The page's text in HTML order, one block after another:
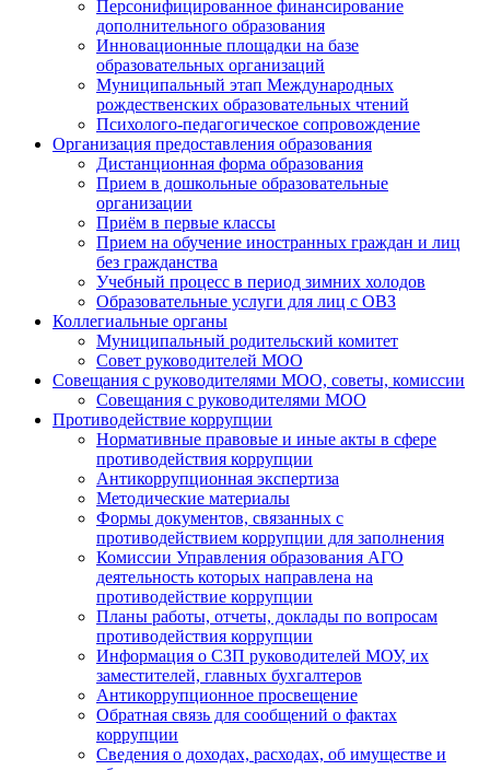
Персонифицированное финансирование
дополнительного образования
Инновационные площадки на базе
образовательных организаций
Муниципальный этап Международных
рождественских образовательных чтений
Психолого-педагогическое сопровождение
Организация предоставления образования
Дистанционная форма образования
Прием в дошкольные образовательные
организации
Приём в первые классы
Прием на обучение иностранных граждан и лиц
без гражданства
Учебный процесс в период зимних холодов
Образовательные услуги для лиц с ОВЗ
Коллегиальные органы
Муниципальный родительский комитет
Совет руководителей МОО
Совещания с руководителями МОО, советы, комиссии
Совещания с руководителями МОО
Противодействие коррупции
Нормативные правовые и иные акты в сфере
противодействия коррупции
Антикоррупционная экспертиза
Методические материалы
Формы документов, связанных с
противодействием коррупции для заполнения
Комиссии Управления образования АГО
деятельность которых направлена на
противодействие коррупции
Планы работы, отчеты, доклады по вопросам
противодействия коррупции
Информация о СЗП руководителей МОУ, их
заместителей, главных бухгалтеров
Антикоррупционное просвещение
Обратная связь для сообщений о фактах
коррупции
Сведения о доходах, расходах, об имуществе и